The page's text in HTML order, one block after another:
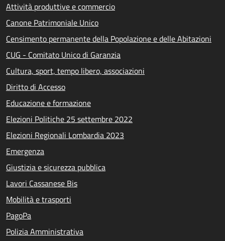
Attività produttive e commercio
Canone Patrimoniale Unico
Censimento permanente della Popolazione e delle Abitazioni
CUG - Comitato Unico di Garanzia
Cultura, sport, tempo libero, associazioni
Diritto di Accesso
Educazione e formazione
Elezioni Politiche 25 settembre 2022
Elezioni Regionali Lombardia 2023
Emergenza
Giustizia e sicurezza pubblica
Lavori Cassanese Bis
Mobilità e trasporti
PagoPa
Polizia Amministrativa